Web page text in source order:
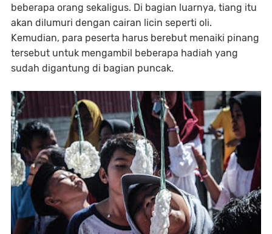
beberapa orang sekaligus. Di bagian luarnya, tiang itu
akan dilumuri dengan cairan licin seperti oli.
Kemudian, para peserta harus berebut menaiki pinang
tersebut untuk mengambil beberapa hadiah yang
sudah digantung di bagian puncak.